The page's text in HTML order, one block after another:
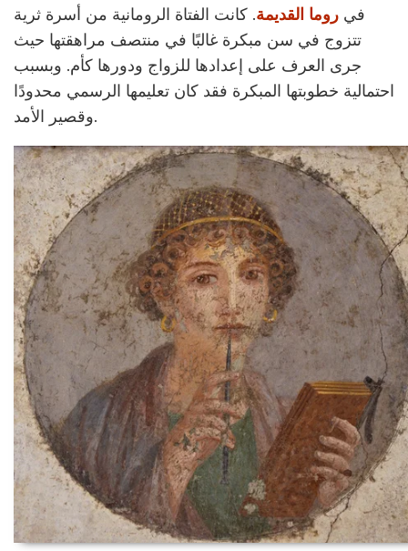
في روما القديمة. كانت الفتاة الرومانية من أسرة ثرية
تتزوج في سن مبكرة غالبًا في منتصف مراهقتها حيث
جرى العرف على إعدادها للزواج ودورها كأم. وبسبب
احتمالية خطوبتها المبكرة فقد كان تعليمها الرسمي محدودًا
وقصير الأمد.